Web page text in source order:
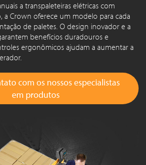
a transpaleteiras elétricas com
a Crown oferece um modelo para cada
de paletes. O design inovador e a
benefícios duradouros e
ergonômicos ajudam a aumentar a
com os nossos especialistas
em produtos